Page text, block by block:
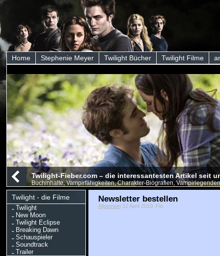
Home Stephenie Meyer Twilight Bücher Twilight Filme
Twilight-Fieber.com – die interessantesten Artikel seit
Buchinhalte, Vampirfähigkeiten, Charakter-Biografien,
Twilight - die Filme
Twilight
New Moon
Twilight Eclipse
Breaking Dawn
Schauspieler
Soundtrack
Trailer
Newsletter bestellen
Allgemein12 April 2010, Flo